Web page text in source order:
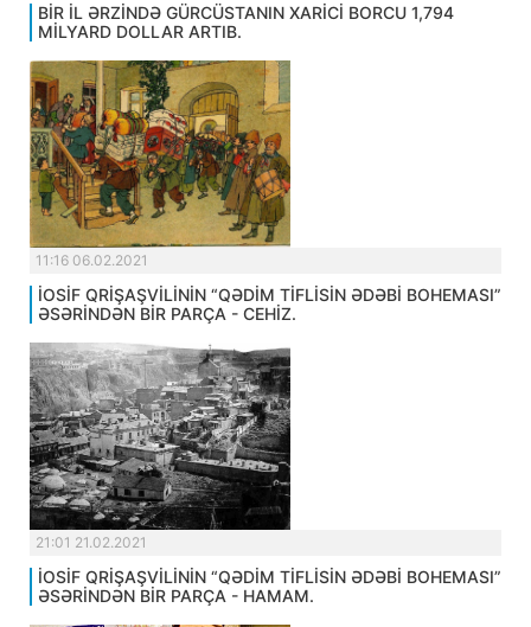
BİR İL ƏRZİNDƏ GÜRCÜSTANIN XARİCİ BORCU 1,794
MİLYARD DOLLAR ARTIB.
11:16 06.02.2021
İOSİF QRİŞAŞVİLİNİN “QƏDİM TİFLİSİN ƏDƏBİ BOHEMASI”
ƏSƏRİNDƏN BİR PARÇA - CEHİZ.
21:01 21.02.2021
İOSİF QRİŞAŞVİLİNİN “QƏDİM TİFLİSİN ƏDƏBİ BOHEMASI”
ƏSƏRİNDƏN BİR PARÇA - HAMAM.